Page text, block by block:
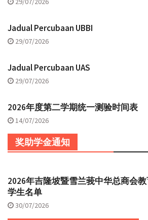
Jadual Percubaan UBBI
29/07/2026
Jadual Percubaan UAS
29/07/2026
2026年度第二学期统一测验时间表
14/07/2026
奖助学金通知
2026年吉隆坡暨雪兰莪中华总商会
学生名单
30/07/2026